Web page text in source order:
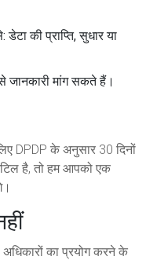
की प्राप्ति, सुधार या
मांग सकते हैं।
DPDP के अनुसार 30 दिनों
है, तो हम आपको एक
का प्रयोग करने के